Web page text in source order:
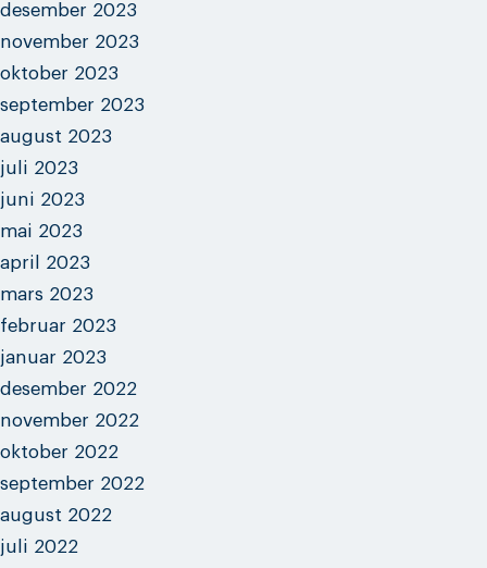
desember 2023
november 2023
oktober 2023
september 2023
august 2023
juli 2023
juni 2023
mai 2023
april 2023
mars 2023
februar 2023
januar 2023
desember 2022
november 2022
oktober 2022
september 2022
august 2022
juli 2022